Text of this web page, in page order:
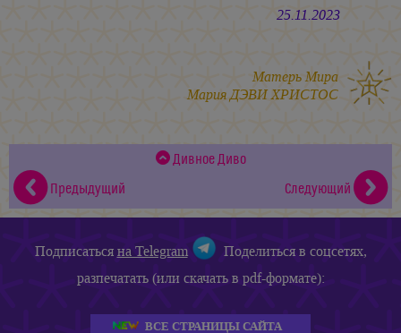
25.11.2023
Матерь Мира
Мария ДЭВИ ХРИСТОС
Дивное Диво
Предыдущий
Следующий
Подписатьсяна Telegram
Поделиться в соцсетях,
разпечатать (или скачать в pdf-формате):
ВСЕ СТРАНИЦЫ САЙТА